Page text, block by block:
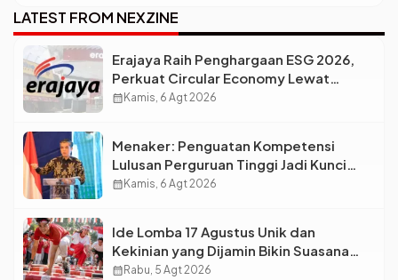
LATEST FROM NEXZINE
Erajaya Raih Penghargaan ESG 2026,
Perkuat Circular Economy Lewat
Pengelolaan Limbah Berkelanjutan
calendar_monthKamis, 6 Agt 2026
Menaker: Penguatan Kompetensi
Lulusan Perguruan Tinggi Jadi Kunci
Menjawab Kebutuhan Dunia Kerja
calendar_monthKamis, 6 Agt 2026
Ide Lomba 17 Agustus Unik dan
Kekinian yang Dijamin Bikin Suasana
Makin Pecah
calendar_monthRabu, 5 Agt 2026